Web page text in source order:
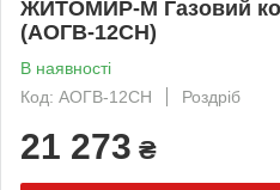
ЖИТОМИР-М Газовий
(АОГВ-12СН)
В наявності
Код: АОГВ-12СН
Роздріб
21 273 ₴